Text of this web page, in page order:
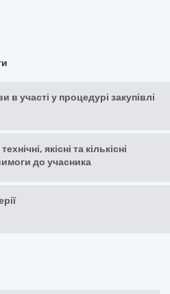
в участі у процедурі закупівлі
якісні та кількісні
до учасника